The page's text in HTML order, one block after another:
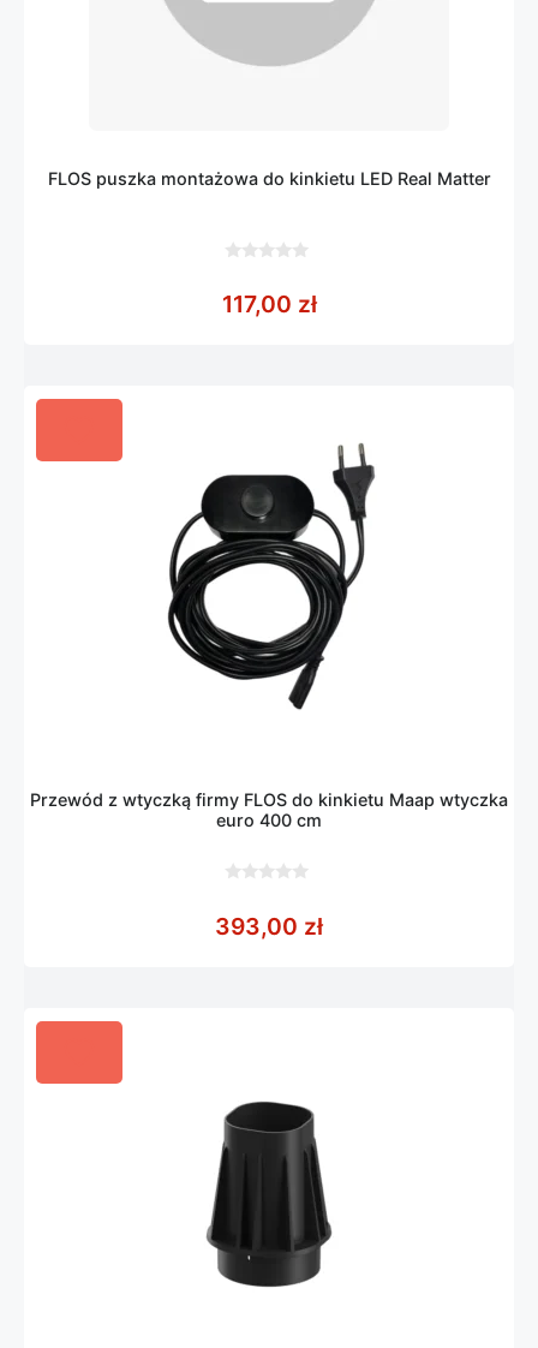
FLOS puszka montażowa do kinkietu LED Real Matter
5
117,00 zł
Przewód z wtyczką firmy FLOS do kinkietu Maap wtyczka
euro 400 cm
5
393,00 zł